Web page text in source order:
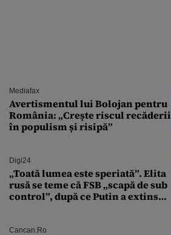
Mediafax
Avertismentul lui Bolojan pentru
România: „Crește riscul recăderii
în populism și risipă”
Digi24
„Toată lumea este speriată”. Elita
rusă se teme că FSB „scapă de sub
control”, după ce Putin a extins
Cancan.ro